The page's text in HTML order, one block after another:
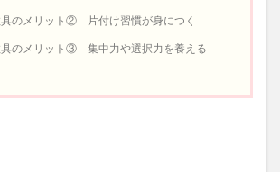
具のメリット② 片付け習慣が身につく
具のメリット③ 集中力や選択力を養える